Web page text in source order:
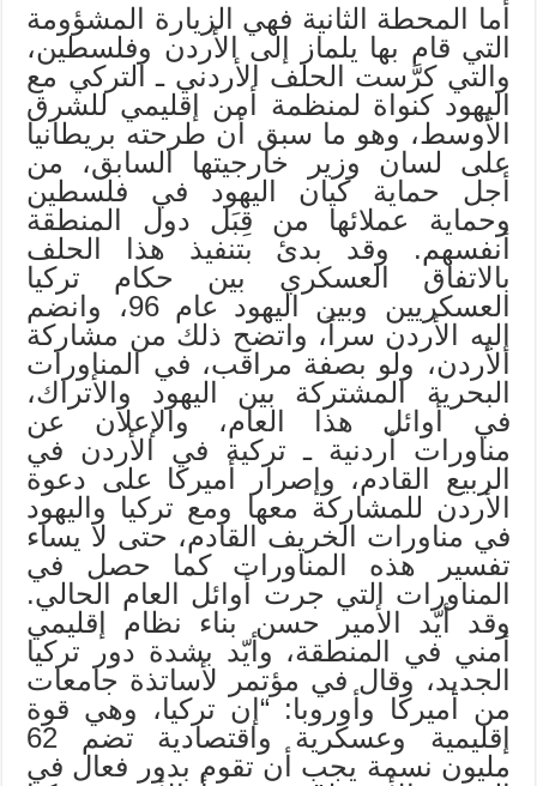
أما المحطة الثانية فهي الزيارة المشؤومة
التي قام بها يلماز إلى الأردن وفلسطين،
والتي كرَّست الحلف الأردني ـ التركي مع
اليهود كنواة لمنظمة أمن إقليمي للشرق
الأوسط، وهو ما سبق أن طرحته بريطانيا
على لسان وزير خارجيتها السابق، من
أجل حماية كيان اليهود في فلسطين
وحماية عملائها من قِبَل دول المنطقة
أنفسهم. وقد بدئ بتنفيذ هذا الحلف
بالاتفاق العسكري بين حكام تركيا
العسكريين وبين اليهود عام 96، وانضم
إليه الأردن سراً، واتضح ذلك من مشاركة
الأردن، ولو بصفة مراقب، في المناورات
البحرية المشتركة بين اليهود والأتراك،
في أوائل هذا العام، والإعلان عن
مناورات أردنية ـ تركية في الأردن في
الربيع القادم، وإصرار أميركا على دعوة
الأردن للمشاركة معها ومع تركيا واليهود
في مناورات الخريف القادم، حتى لا يساء
تفسير هذه المناورات كما حصل في
المناورات التي جرت أوائل العام الحالي.
وقد أيّد الأمير حسن بناء نظام إقليمي
أمني في المنطقة، وأيّد بشدة دور تركيا
الجديد، وقال في مؤتمر لأساتذة جامعات
من أميركا وأوروبا: “إن تركيا، وهي قوة
إقليمية وعسكرية واقتصادية تضم 62
مليون نسمة يجب أن تقوم بدور فعال في